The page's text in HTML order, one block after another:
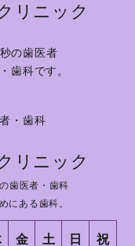
リニック
の歯医者
歯科です。
・歯科
リニック
歯医者・歯科
にある歯科。
金 土 日 祝